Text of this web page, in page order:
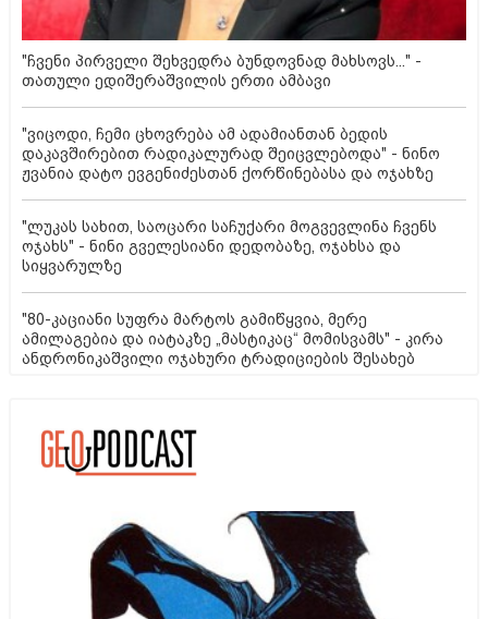
"ჩვენი პირველი შეხვედრა ბუნდოვნად მახსოვს..." -
თათული ედიშერაშვილის ერთი ამბავი
"ვიცოდი, ჩემი ცხოვრება ამ ადამიანთან ბედის
დაკავშირებით რადიკალურად შეიცვლებოდა" - ნინო
ჟვანია დატო ევგენიძესთან ქორწინებასა და ოჯახზე
"ლუკას სახით, საოცარი საჩუქარი მოგვევლინა ჩვენს
ოჯახს" - ნინი გველესიანი დედობაზე, ოჯახსა და
სიყვარულზე
"80-კაციანი სუფრა მარტოს გამიწყვია, მერე
ამილაგებია და იატაკზე „მასტიკაც“ მომისვამს" - კირა
ანდრონიკაშვილი ოჯახური ტრადიციების შესახებ